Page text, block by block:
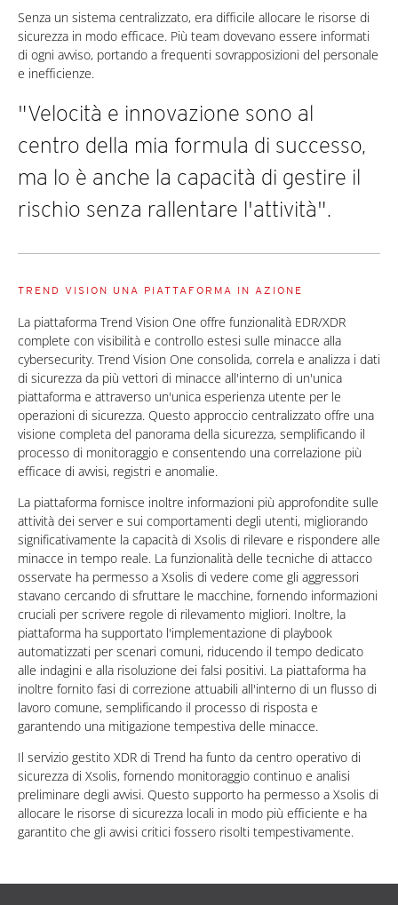
Senza un sistema centralizzato, era difficile allocare le risorse di
sicurezza in modo efficace. Più team dovevano essere informati
di ogni avviso, portando a frequenti sovrapposizioni del personale
e inefficienze.
"Velocità e innovazione sono al
centro della mia formula di successo,
ma lo è anche la capacità di gestire il
rischio senza rallentare l'attività".
TREND VISION UNA PIATTAFORMA IN AZIONE
La piattaforma Trend Vision One offre funzionalità EDR/XDR
complete con visibilità e controllo estesi sulle minacce alla
cybersecurity. Trend Vision One consolida, correla e analizza i dati
di sicurezza da più vettori di minacce all'interno di un'unica
piattaforma e attraverso un'unica esperienza utente per le
operazioni di sicurezza. Questo approccio centralizzato offre una
visione completa del panorama della sicurezza, semplificando il
processo di monitoraggio e consentendo una correlazione più
efficace di avvisi, registri e anomalie.
La piattaforma fornisce inoltre informazioni più approfondite sulle
attività dei server e sui comportamenti degli utenti, migliorando
significativamente la capacità di Xsolis di rilevare e rispondere alle
minacce in tempo reale. La funzionalità delle tecniche di attacco
osservate ha permesso a Xsolis di vedere come gli aggressori
stavano cercando di sfruttare le macchine, fornendo informazioni
cruciali per scrivere regole di rilevamento migliori. Inoltre, la
piattaforma ha supportato l'implementazione di playbook
automatizzati per scenari comuni, riducendo il tempo dedicato
alle indagini e alla risoluzione dei falsi positivi. La piattaforma ha
inoltre fornito fasi di correzione attuabili all'interno di un flusso di
lavoro comune, semplificando il processo di risposta e
garantendo una mitigazione tempestiva delle minacce.
Il servizio gestito XDR di Trend ha funto da centro operativo di
sicurezza di Xsolis, fornendo monitoraggio continuo e analisi
preliminare degli avvisi. Questo supporto ha permesso a Xsolis di
allocare le risorse di sicurezza locali in modo più efficiente e ha
garantito che gli avvisi critici fossero risolti tempestivamente.